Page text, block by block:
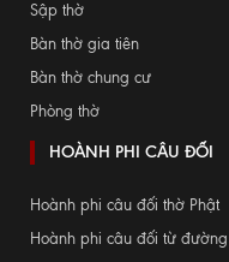
Sập thờ
Bàn thờ gia tiên
Bàn thờ chung cư
Phòng thờ
HOÀNH PHI CÂU ĐỐI
Hoành phi câu đối thờ Phật
Hoành phi câu đối từ đường